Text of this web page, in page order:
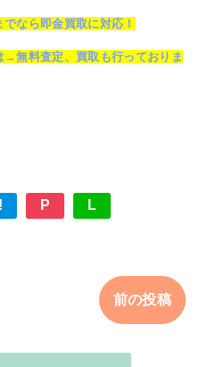
なら即金買取に対応！
→無料査定、買取も行っておりま
P L
前の投稿